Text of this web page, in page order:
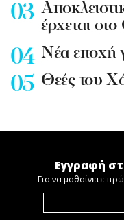
έρχεται
Nέα εποχή
Θεές του
Εγγραφή
Για να μαθαίνετε